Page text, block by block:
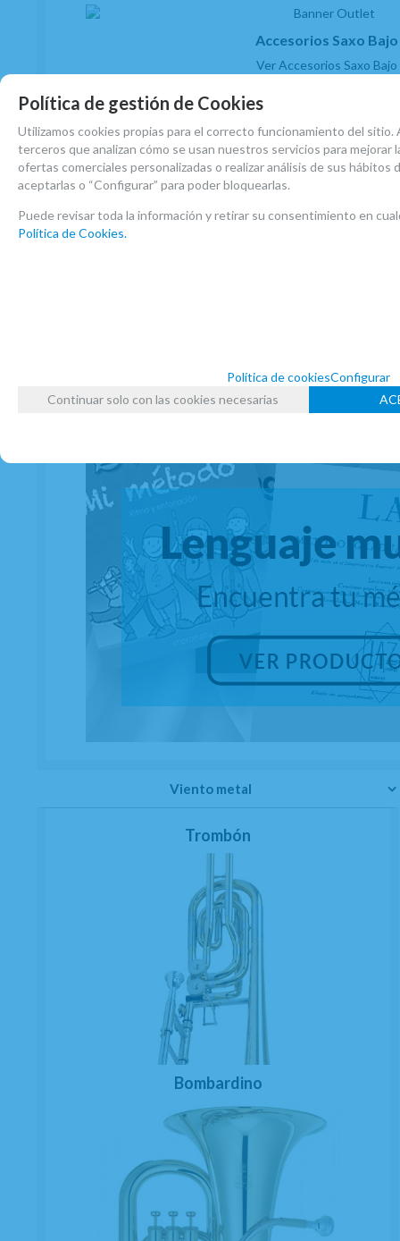
Accesorios Saxo Bajo
Ver Accesorios Saxo Bajo
Viento metal
Trombón
Bombardino
Política de gestión de Cookies
Utilizamos cookies propias para el correcto funcionamiento del sitio.
terceros que analizan cómo se usan nuestros servicios para mejorar
ofertas comerciales personalizadas o realizar análisis de sus hábitos
aceptarlas o “Configurar” para poder bloquearlas.
Puede revisar toda la información y retirar su consentimiento en
Política de Cookies.
Política de cookiesConfigurar
Continuar solo con las cookies necesarias